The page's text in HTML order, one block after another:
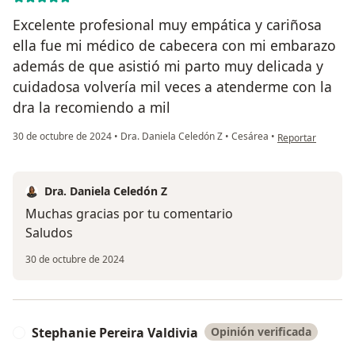
Excelente profesional muy empática y cariñosa
ella fue mi médico de cabecera con mi embarazo
además de que asistió mi parto muy delicada y
cuidadosa volvería mil veces a atenderme con la
dra la recomiendo a mil
30 de octubre de 2024 • Dra. Daniela Celedón Z • Cesárea • en opinión del
Reportar
Dra. Daniela Celedón Z
Muchas gracias por tu comentario
Saludos
30 de octubre de 2024
Stephanie Pereira Valdivia Opinión verificada